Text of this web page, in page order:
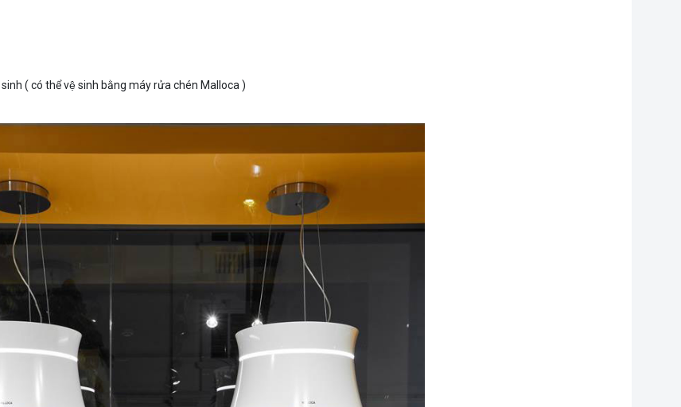
( có thể vệ sinh bằng máy rửa chén Malloca )